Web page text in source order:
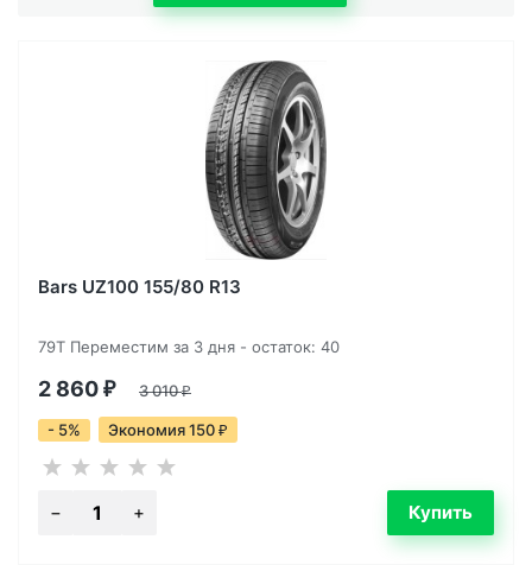
Bars UZ100 155/80 R13
79T Переместим за 3 дня - остаток: 40
2 860 ₽ 3 010₽
- 5% Экономия 150 ₽